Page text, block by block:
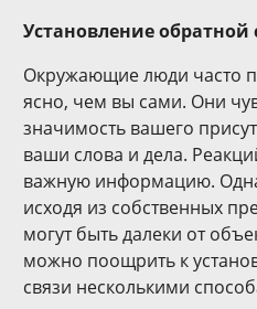
Установление обратной
Окружающие люди часто
ясно, чем вы сами. Они
значимость вашего
ваши слова и дела.
важную информацию.
исходя из собственных
могут быть далеки от
можно поощрить к
связи несколькими